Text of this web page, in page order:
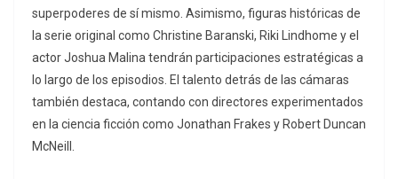
superpoderes de sí mismo. Asimismo, figuras históricas de
la serie original como Christine Baranski, Riki Lindhome y el
actor Joshua Malina tendrán participaciones estratégicas a
lo largo de los episodios. El talento detrás de las cámaras
también destaca, contando con directores experimentados
en la ciencia ficción como Jonathan Frakes y Robert Duncan
McNeill.